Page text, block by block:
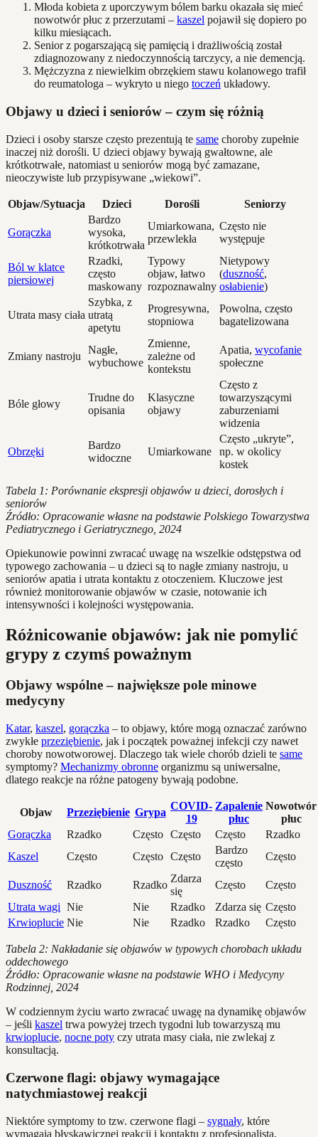
Młoda kobieta z uporczywym bólem barku okazała się mieć
nowotwór płuc z przerzutami – kaszel pojawił się dopiero po
kilku miesiącach.
Senior z pogarszającą się pamięcią i drażliwością został
zdiagnozowany z niedoczynnością tarczycy, a nie demencją.
Mężczyzna z niewielkim obrzękiem stawu kolanowego trafił
do reumatologa – wykryto u niego toczeń układowy.
Objawy u dzieci i seniorów – czym się różnią
Dzieci i osoby starsze często prezentują te same choroby zupełnie
inaczej niż dorośli. U dzieci objawy bywają gwałtowne, ale
krótkotrwałe, natomiast u seniorów mogą być zamazane,
nieoczywiste lub przypisywane „wiekowi”.
Objaw/Sytuacja Dzieci Dorośli Seniorzy
Gorączka
Bardzo
wysoka,
krótkotrwała
Umiarkowana,
przewlekła
Często nie
występuje
Ból w klatce
piersiowej
Rzadki,
często
maskowany
Typowy
objaw, łatwo
rozpoznawalny
Nietypowy
(duszność,
osłabienie)
Utrata masy ciała
Szybka, z
utratą
apetytu
Progresywna,
stopniowa
Powolna, często
bagatelizowana
Zmiany nastroju
Nagłe,
wybuchowe
Zmienne,
zależne od
kontekstu
Apatia, wycofanie
społeczne
Bóle głowy
Trudne do
opisania
Klasyczne
objawy
Często z
towarzyszącymi
zaburzeniami
widzenia
Obrzęki
Bardzo
widoczne
Umiarkowane
Często „ukryte”,
np. w okolicy
kostek
Tabela 1: Porównanie ekspresji objawów u dzieci, dorosłych i
seniorów
Źródło: Opracowanie własne na podstawie Polskiego Towarzystwa
Pediatrycznego i Geriatrycznego, 2024
Opiekunowie powinni zwracać uwagę na wszelkie odstępstwa od
typowego zachowania – u dzieci są to nagłe zmiany nastroju, u
seniorów apatia i utrata kontaktu z otoczeniem. Kluczowe jest
również monitorowanie objawów w czasie, notowanie ich
intensywności i kolejności występowania.
Różnicowanie objawów: jak nie pomylić
grypy z czymś poważnym
Objawy wspólne – największe pole minowe
medycyny
Katar, kaszel, gorączka – to objawy, które mogą oznaczać zarówno
zwykłe przeziębienie, jak i początek poważnej infekcji czy nawet
choroby nowotworowej. Dlaczego tak wiele chorób dzieli te same
symptomy? Mechanizmy obronne organizmu są uniwersalne,
dlatego reakcje na różne patogeny bywają podobne.
Objaw Przeziębienie Grypa
COVID-
19
Zapalenie
płuc
Nowotwór
płuc
Gorączka
Rzadko Często Często Często
Rzadko
Kaszel
Często Często Często
Bardzo
często
Często
Duszność Rzadko Rzadko
Zdarza
się
Często
Często
Utrata wagi Nie Nie Rzadko Zdarza się Często
Krwioplucie Nie Nie Rzadko Rzadko Często
Tabela 2: Nakładanie się objawów w typowych chorobach układu
oddechowego
Źródło: Opracowanie własne na podstawie WHO i Medycyny
Rodzinnej, 2024
W codziennym życiu warto zwracać uwagę na dynamikę objawów
– jeśli kaszel trwa powyżej trzech tygodni lub towarzyszą mu
krwioplucie, nocne poty czy utrata masy ciała, nie zwlekaj z
konsultacją.
Czerwone flagi: objawy wymagające
natychmiastowej reakcji
Niektóre symptomy to tzw. czerwone flagi – sygnały, które
wymagają błyskawicznej reakcji i kontaktu z profesjonalistą.